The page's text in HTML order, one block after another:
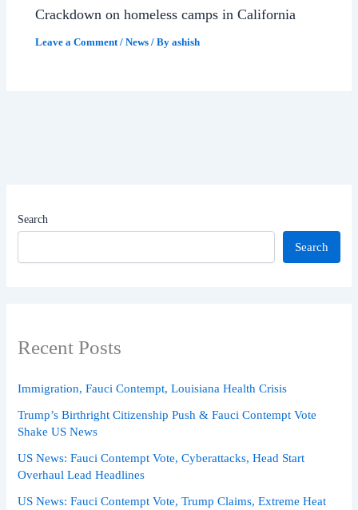
Crackdown on homeless camps in California
Leave a Comment /News / Byashish
Search
Search
Recent Posts
Immigration, Fauci Contempt, Louisiana Health Crisis
Trump’s Birthright Citizenship Push & Fauci Contempt Vote
Shake US News
US News: Fauci Contempt Vote, Cyberattacks, Head Start
Overhaul Lead Headlines
US News: Fauci Contempt Vote, Trump Claims, Extreme Heat